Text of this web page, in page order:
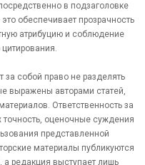
в подзаголовке
обеспечивает прозрачность
атрибуцию и соблюдение
за собой право не разделять
выражены авторами статей,
Ответственность за
точность, оценочные суждения
представленной
материалы публикуются
а редакция выступает лишь